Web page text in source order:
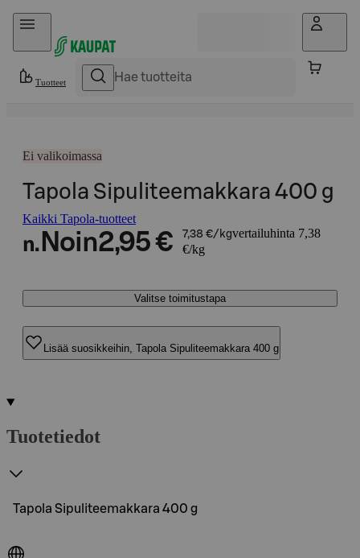
Hyppää sisältöön
Tuotteet
Ei valikoimassa
Tapola Sipuliteemakkara 400 g
Kaikki Tapola-tuotteet
n. Noin2,95 € 7,38 €/kgvertailuhinta 7,38
€/kg
Valitse toimitustapa
Lisää suosikkeihin, Tapola Sipuliteemakkara 400 g
Tuotetiedot
Tapola Sipuliteemakkara 400 g